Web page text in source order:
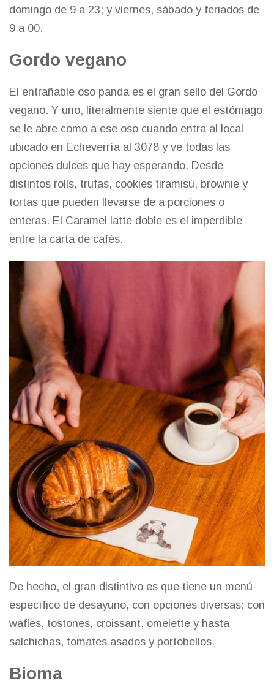
domingo de 9 a 23; y viernes, sábado y feriados de
9 a 00.
Gordo vegano
El entrañable oso panda es el gran sello del Gordo
vegano. Y uno, literalmente siente que el estómago
se le abre como a ese oso cuando entra al local
ubicado en Echeverría al 3078 y ve todas las
opciones dulces que hay esperando. Desde
distintos rolls, trufas, cookies tiramisú, brownie y
tortas que pueden llevarse de a porciones o
enteras. El Caramel latte doble es el imperdible
entre la carta de cafés.
De hecho, el gran distintivo es que tiene un menú
específico de desayuno, con opciones diversas: con
wafles, tostones, croissant, omelette y hasta
salchichas, tomates asados y portobellos.
Bioma